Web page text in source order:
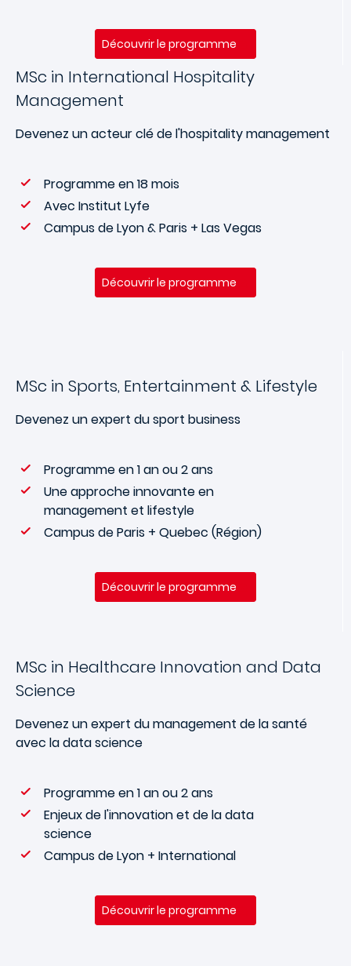
Découvrir le programme
MSc in International Hospitality
Management
Devenez un acteur clé de l'hospitality management
Programme en 18 mois
Avec Institut Lyfe
Campus de Lyon & Paris + Las Vegas
Découvrir le programme
MSc in Sports, Entertainment & Lifestyle
Devenez un expert du sport business
Programme en 1 an ou 2 ans
Une approche innovante en
management et lifestyle
Campus de Paris + Quebec (Région)
Découvrir le programme
MSc in Healthcare Innovation and Data
Science
Devenez un expert du management de la santé
avec la data science
Programme en 1 an ou 2 ans
Enjeux de l'innovation et de la data
science
Campus de Lyon + International
Découvrir le programme